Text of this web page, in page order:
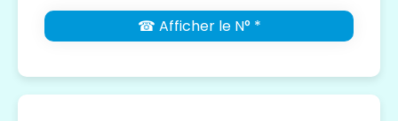
☎ Afficher le N° *